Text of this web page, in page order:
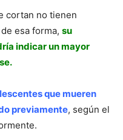
cortan no tienen
esa forma, su
indicar un mayor
que mueren
previamente, según el